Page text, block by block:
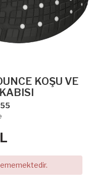
KOŞU VE